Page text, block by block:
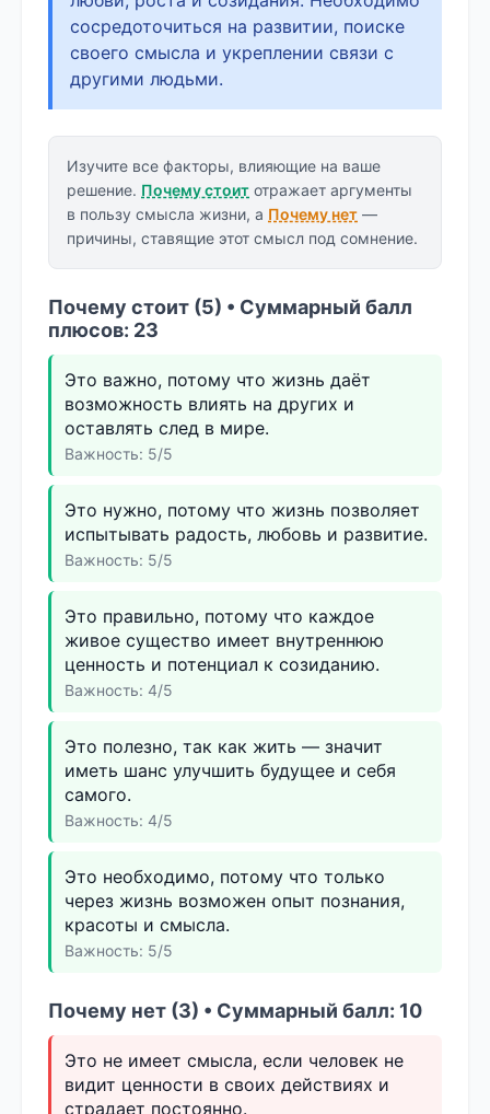
сосредоточиться на развитии, поиске
своего смысла и укреплении связи с
другими людьми.
Изучите все факторы, влияющие на ваше
решение. Почему стоит отражает аргументы
в пользу смысла жизни, а Почему нет —
причины, ставящие этот смысл под сомнение.
Почему стоит (5) • Суммарный балл
плюсов: 23
Это важно, потому что жизнь даёт
возможность влиять на других и
оставлять след в мире.
Важность: 5/5
Это нужно, потому что жизнь позволяет
испытывать радость, любовь и развитие.
Важность: 5/5
Это правильно, потому что каждое
живое существо имеет внутреннюю
ценность и потенциал к созиданию.
Важность: 4/5
Это полезно, так как жить — значит
иметь шанс улучшить будущее и себя
самого.
Важность: 4/5
Это необходимо, потому что только
через жизнь возможен опыт познания,
красоты и смысла.
Важность: 5/5
Почему нет (3) • Суммарный балл: 10
Это не имеет смысла, если человек не
видит ценности в своих действиях и
страдает постоянно.